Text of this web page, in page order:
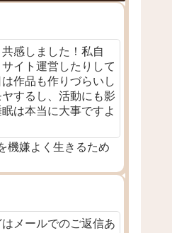
感しました！私自
イト運営したりして
作品も作りづらいし
するし、活動にも影
は本当に大事ですよ
機嫌よく生きるため
メールでのご返信あ